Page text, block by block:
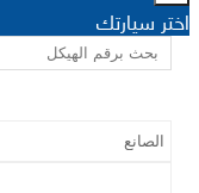
اختر سيارتك